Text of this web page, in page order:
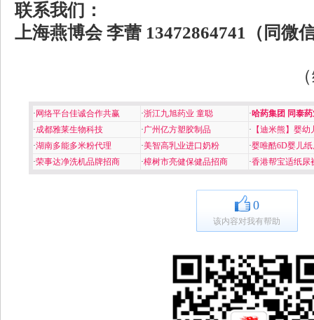
联系我们：
上海燕博会 李蕾 13472864741（同微
· 网络平台佳诚合作共赢 ·浙江九旭药业 童聪 ·哈药集团 同泰
·成都雅莱生物科技 ·广州亿方塑胶制品 · 【迪米熊】婴幼
·湖南多能多米粉代理 ·美智高乳业进口奶粉 ·婴唯酷6D婴儿
·荣事达净洗机品牌招商 ·樟树市亮健保健品招商 ·香港帮宝适纸尿
0
该内容对我有帮助